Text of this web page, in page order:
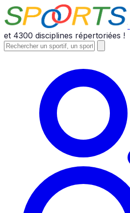
et 4300 disciplines répertoriées !